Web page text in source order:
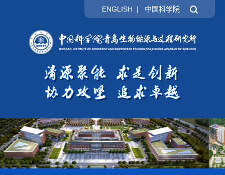
ENGLISH | 中国科学院